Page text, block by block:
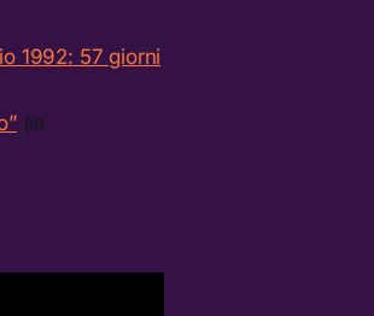
1992: 57 giorni
(la